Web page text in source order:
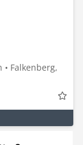
• Falkenberg,